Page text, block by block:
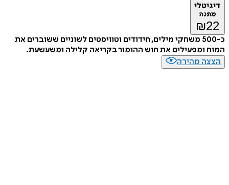
דיגיטלי
מתנה
₪22
כ-500 משחקי מילים, חידודים וטוויסטים לשוניים ששוברים את
המוח ומפעילים את חוש ההומור בקריאה קלילה ומשעשעת.
הצצה מהירה